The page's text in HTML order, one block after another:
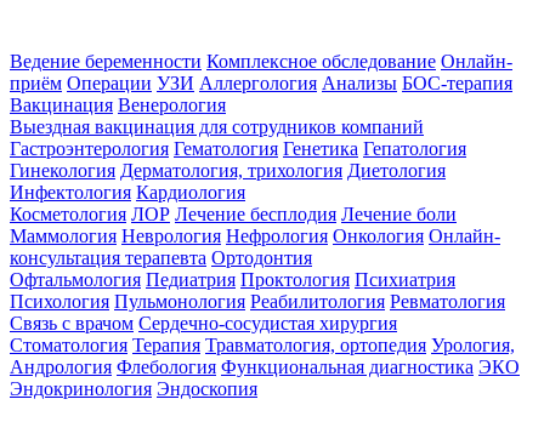
Ведение беременности Комплексное обследование Онлайн-
приём Операции УЗИ Аллергология Анализы БОС-терапия
Вакцинация Венерология
Выездная вакцинация для сотрудников компаний
Гастроэнтерология Гематология Генетика Гепатология
Гинекология Дерматология, трихология Диетология
Инфектология Кардиология
Косметология ЛОР Лечение бесплодия Лечение боли
Маммология Неврология Нефрология Онкология Онлайн-
консультация терапевта Ортодонтия
Офтальмология Педиатрия Проктология Психиатрия
Психология Пульмонология Реабилитология Ревматология
Связь с врачом Сердечно-сосудистая хирургия
Стоматология Терапия Травматология, ортопедия Урология,
Андрология Флебология Функциональная диагностика ЭКО
Эндокринология Эндоскопия